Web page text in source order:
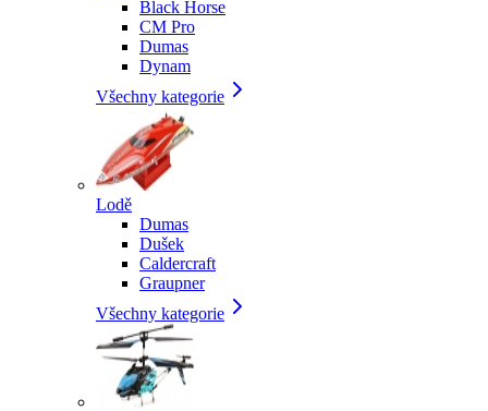
Black Horse
CM Pro
Dumas
Dynam
Všechny kategorie
Lodě
Dumas
Dušek
Caldercraft
Graupner
Všechny kategorie